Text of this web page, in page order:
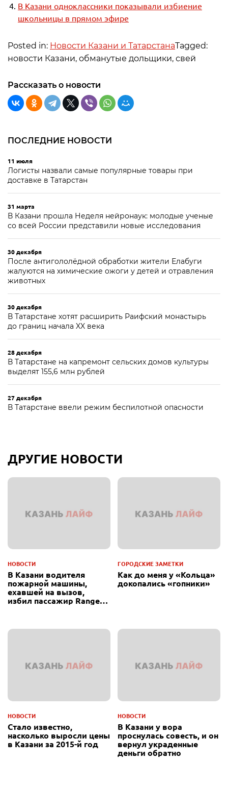
В Казани одноклассники показывали избиение
школьницы в прямом эфире
Posted in: Новости Казани и ТатарстанаTagged:
новости Казани, обманутые дольщики, свей
Рассказать о новости
ПОСЛЕДНИЕ НОВОСТИ
11 июля
Логисты назвали самые популярные товары при
доставке в Татарстан
31 марта
В Казани прошла Неделя нейронаук: молодые ученые
со всей России представили новые исследования
30 декабря
После антигололёдной обработки жители Елабуги
жалуются на химические ожоги у детей и отравления
животных
30 декабря
В Татарстане хотят расширить Раифский монастырь
до границ начала XX века
28 декабря
В Татарстане на капремонт сельских домов культуры
выделят 155,6 млн рублей
27 декабря
В Татарстане ввели режим беспилотной опасности
ДРУГИЕ НОВОСТИ
НОВОСТИ
В Казани водителя
пожарной машины,
ехавшей на вызов,
избил пассажир Range
ГОРОДСКИЕ ЗАМЕТКИ
Как до меня у «Кольца»
докопались «гопники»
НОВОСТИ
Стало известно,
насколько выросли цены
в Казани за 2015-й год
НОВОСТИ
В Казани у вора
проснулась совесть, и он
вернул украденные
деньги обратно